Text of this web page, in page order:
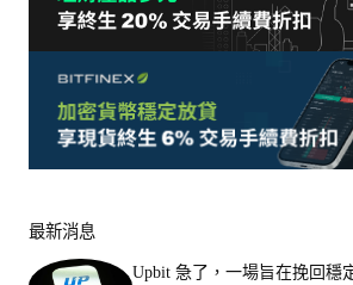
最新消息
Upbit 急了，一場旨在挽回穩